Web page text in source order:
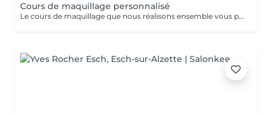
Cours de maquillage personnalisé
Le cours de maquillage que nous réalisons ensemble vous permet d'apprendre à réaliser un maquillage complet, naturel ou plus sophistiqué au gré de vos envies et de votre style. Nous essayerons de répondre à toutes vos questions et partagerons nos petits tips de pro ;-)